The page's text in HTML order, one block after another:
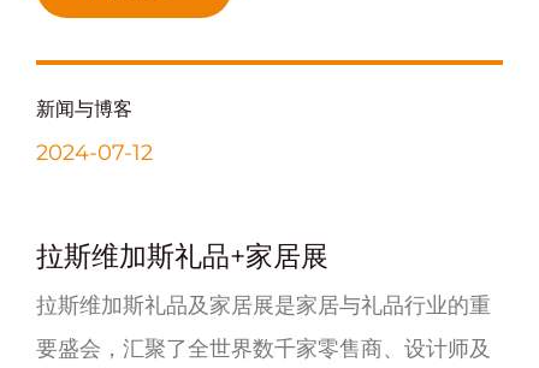
新闻与博客
2024-07-12
拉斯维加斯礼品+家居展
拉斯维加斯礼品及家居展是家居与礼品行业的重
要盛会，汇聚了全世界数千家零售商、设计师及